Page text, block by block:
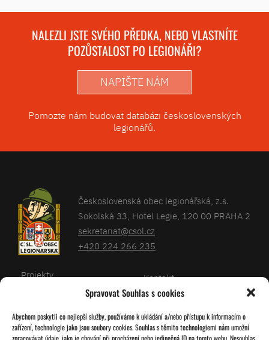
Spravovat Souhlas s cookies
Abychom poskytli co nejlepší služby, používáme k ukládání a/nebo přístupu k informacím o
zařízení, technologie jako jsou soubory cookies. Souhlas s těmito technologiemi nám umožní
zpracovávat údaje, jako je chování při procházení nebo jedinečná ID na tomto webu. Nesouhlas
NALEZLI JSTE SVÉHO PŘEDKA, NEBO VLASTNÍTE
POZŮSTALOST PO LEGIONÁŘI?
NAPIŠTE NÁM
Pomozte nám budovat databázi československých
legionářů.
Československá obec legionářská, z.s.
Sokolská 33, Hotel Legie, 120 00 PRAHA 2
sekretariat@csol.cz
+420 224 266 235
Projekty
Kalendář
Kontakt
Databáze legionářů
Pro členy